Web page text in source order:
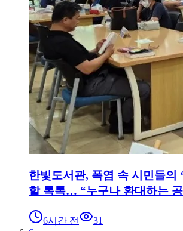
한빛도서관, 폭염 속 시민들의
할 톡톡… “누구나 환대하는
6시간 전
31